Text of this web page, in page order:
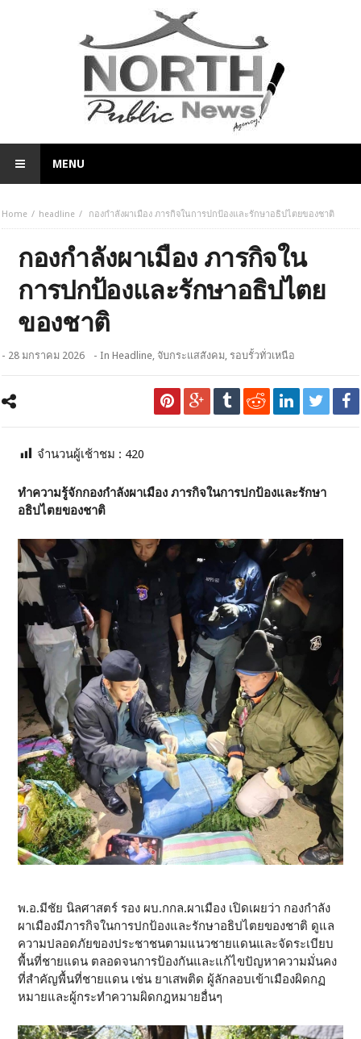
MENU
Home headline กองกำลังผาเมือง ภารกิจในการปกป้องและรักษาอธิปไตยของชาติ
กองกำลังผาเมือง ภารกิจใน
การปกป้องและรักษาอธิปไตย
ของชาติ
- 28 มกราคม 2026 - InHeadline, จับกระแสสังคม, รอบรั้วทั่วเหนือ
จำนวนผู้เช้าชม : 420
ทำความรู้จักกองกำลังผาเมือง ภารกิจในการปกป้องและรักษา
อธิปไตยของชาติ
พ.อ.มีชัย นิลศาสตร์ รอง ผบ.กกล.ผาเมือง เปิดเผยว่า กองกำลัง
ผาเมืองมีภารกิจในการปกป้องและรักษาอธิปไตยของชาติ ดูแล
ความปลอดภัยของประชาชนตามแนวชายแดนและจัดระเบียบ
พื้นที่ชายแดน ตลอดจนการป้องกันและแก้ไขปัญหาความมั่นคง
ที่สำคัญพื้นที่ชายแดน เช่น ยาเสพติด ผู้ลักลอบเข้าเมืองผิดกฏ
หมายและผู้กระทำความผิดกฎหมายอื่นๆ